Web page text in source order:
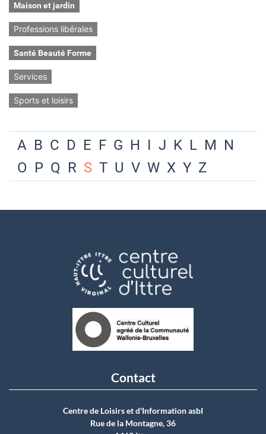
Maison et jardin
Professions libérales
Santé Beauté Forme
Services
Sports et loisirs
A B C D E F G H I J K L M N
O P Q R S T U V W X Y Z
Contact
Centre de Loisirs et d'Information asbI
Rue de la Montagne, 36